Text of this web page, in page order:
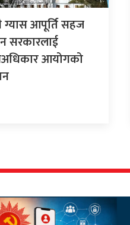
ग्यास आपूर्ति सहज
सरकारलाई
आयोगको